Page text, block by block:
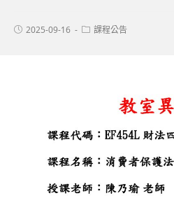
2025-09-16 課程公告